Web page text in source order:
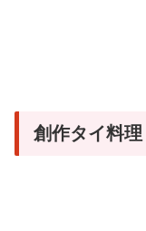
創作タイ料